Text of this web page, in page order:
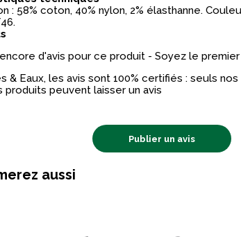
: 58% coton, 40% nylon, 2% élasthanne.
d'avis pour ce produit - Soyez le premier
& Eaux, les avis sont 100% certifiés : seuls
produits peuvent laisser un avis
Publier un avis
aussi